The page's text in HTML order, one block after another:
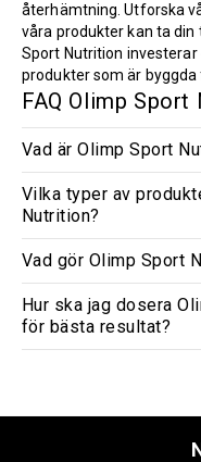
återhämtning. Utforska
våra produkter kan ta din
Sport Nutrition investerar
produkter som är
FAQ Olimp
Vad är Olimp Sport
Vilka typer av
Nutrition?
Vad gör Olimp Sport
Hur ska jag dosera
för bästa resultat?